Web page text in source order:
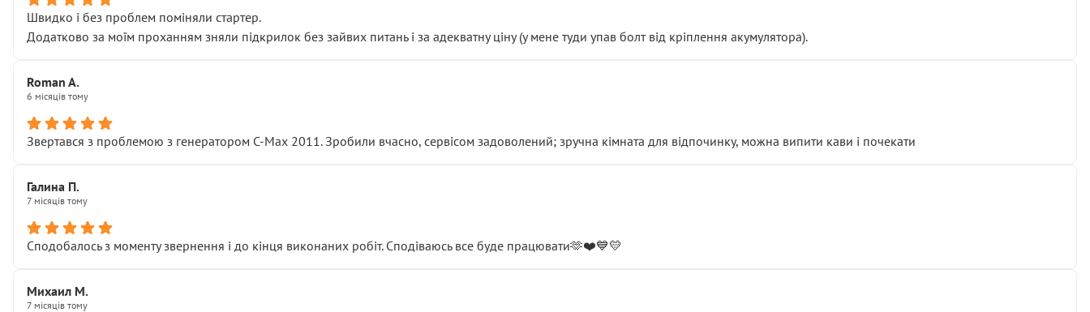
Швидко і без проблем поміняли стартер.
Додатково за моїм проханням зняли підкрилок без зайвих питань і за адекватну ціну (у мене туди упав болт від кріплення акумулятора).
Roman A.
6 місяців тому
Звертався з проблемою з генератором C-Max 2011. Зробили вчасно, сервісом задоволений; зручна кімната для відпочинку, можна випити кави і почекати
Галина П.
7 місяців тому
Сподобалось з моменту звернення і до кінця виконаних робіт. Сподіваюсь все буде працювати🫶❤️💙💛
Михаил М.
7 місяців тому